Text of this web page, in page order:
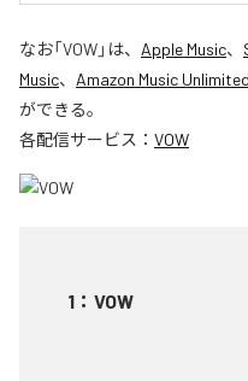
なお「VOW」は、 Apple Music、
Music、 Amazon Music Unlimited
ができる。
各配信サービス： VOW
1 ： VOW